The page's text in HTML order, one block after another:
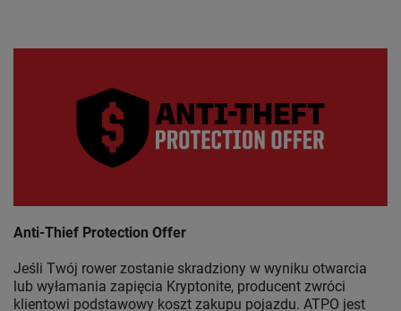
Anti-Thief Protection Offer
Jeśli Twój rower zostanie skradziony w wyniku otwarcia
lub wyłamania zapięcia Kryptonite, producent zwróci
klientowi podstawowy koszt zakupu pojazdu. ATPO jest